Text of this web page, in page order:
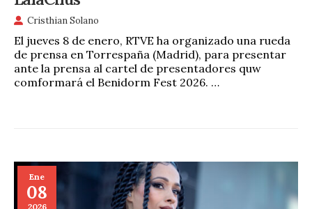
Cristhian Solano
El jueves 8 de enero, RTVE ha organizado una rueda
de prensa en Torrespaña (Madrid), para presentar
ante la prensa al cartel de presentadores quw
comformará el Benidorm Fest 2026. …
Ene
08
2026